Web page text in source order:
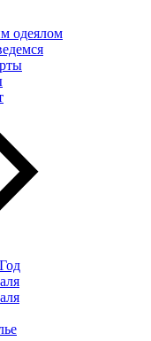
одеялом